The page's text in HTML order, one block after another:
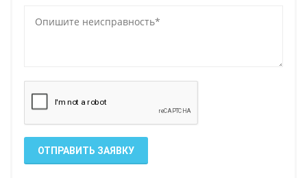
ОТПРАВИТЬ ЗАЯВКУ